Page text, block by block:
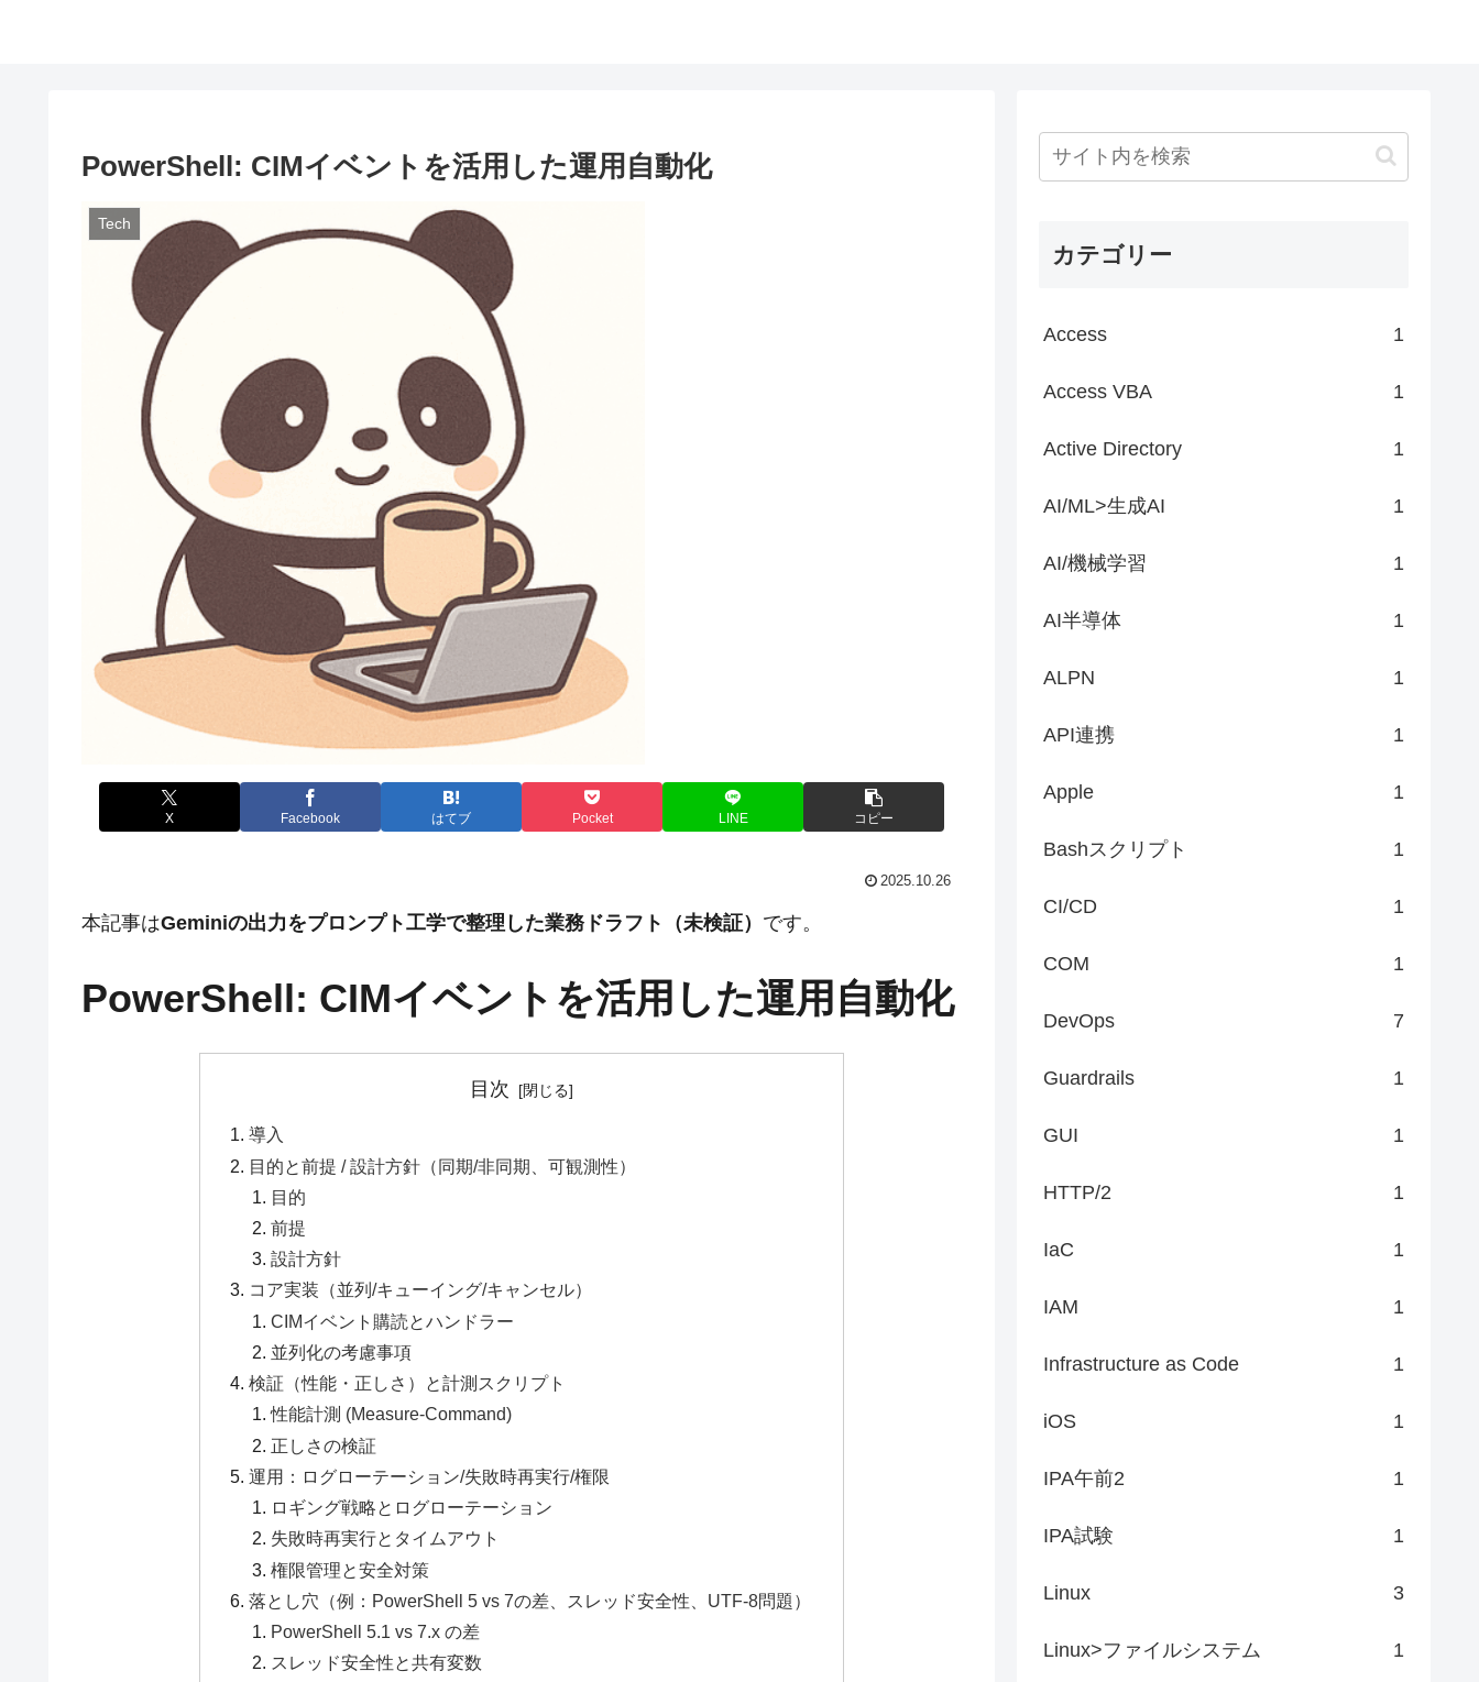
PowerShell: CIMイベントを活用した運用自動化
Tech
X Facebook はてブ Pocket LINE コピー
2025.10.26
本記事はGeminiの出力をプロンプト工学で整理した業務ドラフト（未検証） です。
PowerShell: CIMイベントを活用した運用自動化
目次
導入
目的と前提 / 設計方針（同期/非同期、可観測性）
目的
前提
設計方針
コア実装（並列/キューイング/キャンセル）
CIMイベント購読とハンドラー
並列化の考慮事項
検証（性能・正しさ）と計測スクリプト
性能計測 (Measure-Command)
正しさの検証
運用：ログローテーション/失敗時再実行/権限
ロギング戦略とログローテーション
失敗時再実行とタイムアウト
権限管理と安全対策
落とし穴（例：PowerShell 5 vs 7の差、スレッド安全性、UTF-8問題）
PowerShell 5.1 vs 7.x の差
スレッド安全性と共有変数
カテゴリー
Access 1
Access VBA 1
Active Directory 1
AI/ML>生成AI 1
AI/機械学習 1
AI半導体 1
ALPN 1
API連携 1
Apple 1
Bashスクリプト 1
CI/CD 1
COM 1
DevOps 7
Guardrails 1
GUI 1
HTTP/2 1
IaC 1
IAM 1
Infrastructure as Code 1
iOS 1
IPA午前2 1
IPA試験 1
Linux 3
Linux>ファイルシステム 1